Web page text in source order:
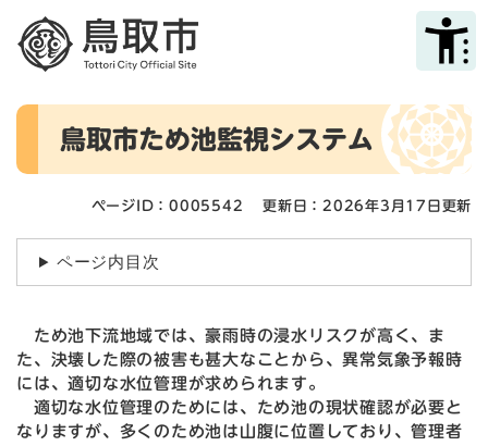
メニューを飛ばして本文へ
本
鳥取市ため池監視システム
ページID：0005542 更新日：2026年3月17日更新
ページ内目次
ため池下流地域では、豪雨時の浸水リスクが高く、ま
た、決壊した際の被害も甚大なことから、異常気象予報時
には、適切な水位管理が求められます。
適切な水位管理のためには、ため池の現状確認が必要と
なりますが、多くのため池は山腹に位置しており、管理者